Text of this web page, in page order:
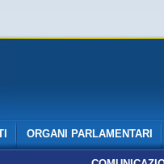
ORGANI PARLAMENTARI